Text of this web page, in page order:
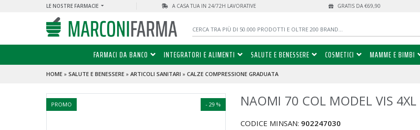
LE NOSTRE FARMACIE A CASA TUA IN 24/72H LAVORATIVE GRATIS DA €69,90
FARMACI DA BANCO INTEGRATORI E ALIMENTI SALUTE E BENESSERE COSMETICI MAMME E BIMBI
HOME» SALUTE E BENESSERE» ARTICOLI SANITARI » CALZE COMPRESSIONE GRADUATA
- 29 %
PROMO NAOMI 70 COL MODEL VIS 4XL
CODICE MINSAN: 902247030